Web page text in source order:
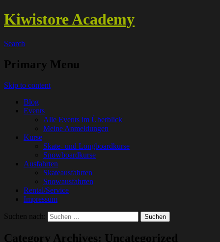
Kiwistore Academy
Search
Primary Menu
Skip to content
Blog
Events
Alle Events im Überblick
Meine Anmeldungen
Kurse
Skate- und Longboardkurse
Snowboardkurse
Ausfahrten
Skateausfahrten
Snowausfahrten
Rental/Service
Impressum
Suchen nach:
Category Archives: Uncategorized